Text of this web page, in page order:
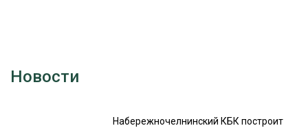
Новости
Набережночелнинский КБК построит